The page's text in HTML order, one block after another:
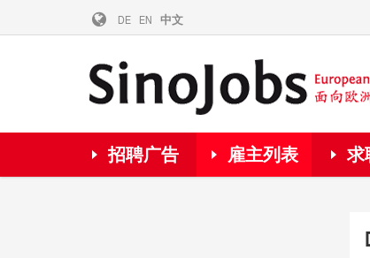
招聘广告 雇主列表 求
DE EN 中文